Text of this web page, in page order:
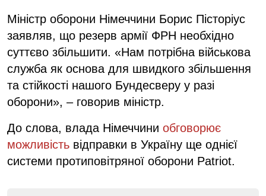
Міністр оборони Німеччини Борис Пісторіус
заявляв, що резерв армії ФРН необхідно
суттєво збільшити. «Нам потрібна військова
служба як основа для швидкого збільшення
та стійкості нашого Бундесверу у разі
оборони», – говорив міністр.
До слова, влада Німеччини обговорює
можливість відправки в Україну ще однієї
системи протиповітряної оборони Patriot.